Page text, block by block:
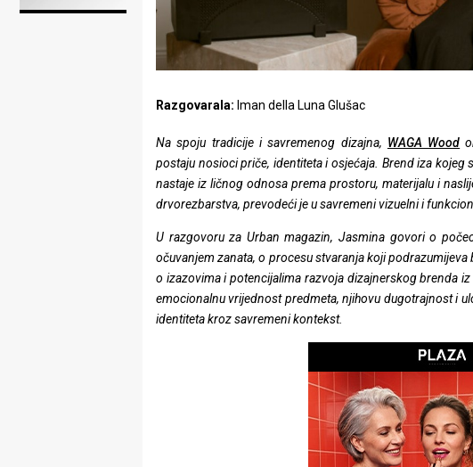
u
Razgovarala: Iman della Luna Glušac
Na spoju tradicije i savremenog dizajna, WAGA Wood
postaju nosioci priče, identiteta i osjećaja. Brend iza kojeg
nastaje iz ličnog odnosa prema prostoru, materijalu i
drvorezbarstva, prevodeći je u savremeni vizuelni i
U razgovoru za Urban magazin, Jasmina govori o
očuvanjem zanata, o procesu stvaranja koji
o izazovima i potencijalima razvoja dizajnerskog brenda
emocionalnu vrijednost predmeta, njihovu dugotrajnost i
identiteta kroz savremeni kontekst.